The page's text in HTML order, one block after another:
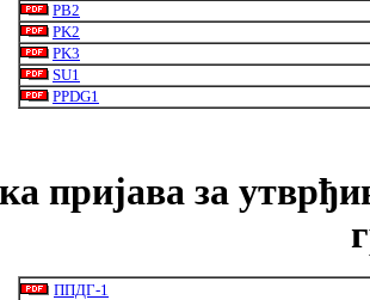
PB2
PK2
PK3
SU1
PPDG1
пријава за
ППДГ-1